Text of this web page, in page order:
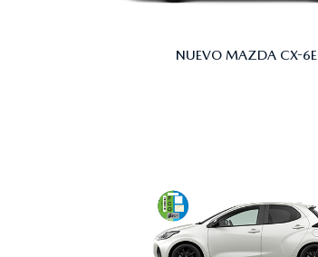
NUEVO MAZDA CX-6E